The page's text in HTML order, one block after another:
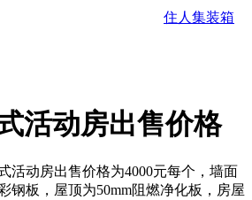
住人集装箱
活动房出售价格
活动房出售价格为4000元每个，墙面
钢板，屋顶为50mm阻燃净化板，房屋